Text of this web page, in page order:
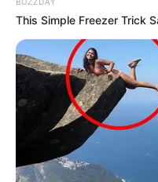
Museum
In dem
historischer
Zeiten der Region.
Gaststätten
This Simple Freezer Trick